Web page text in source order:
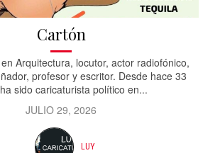
Cartón
Arquitectura, locutor, actor radiofónico,
profesor y escritor. Desde hace 33
sido caricaturista político en...
JULIO 29, 2026
LUY